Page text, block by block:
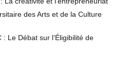
des Arts et de la Culture
: Le Débat sur l’Éligibilité de